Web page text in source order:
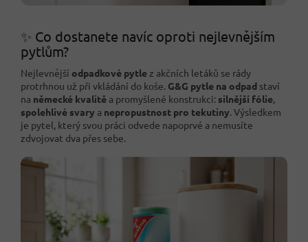
✨ Co dostanete navíc oproti nejlevnějším
pytlům?
Nejlevnější odpadkové pytle z akčních letáků se rády
protrhnou už při vkládání do koše. G&G pytle na odpad staví
na německé kvalitě a promyšlené konstrukci: silnější fólie,
spolehlivé svary a nepropustnost pro tekutiny. Výsledkem
je pytel, který svou práci odvede napoprvé a nemusíte
zdvojovat dva přes sebe.